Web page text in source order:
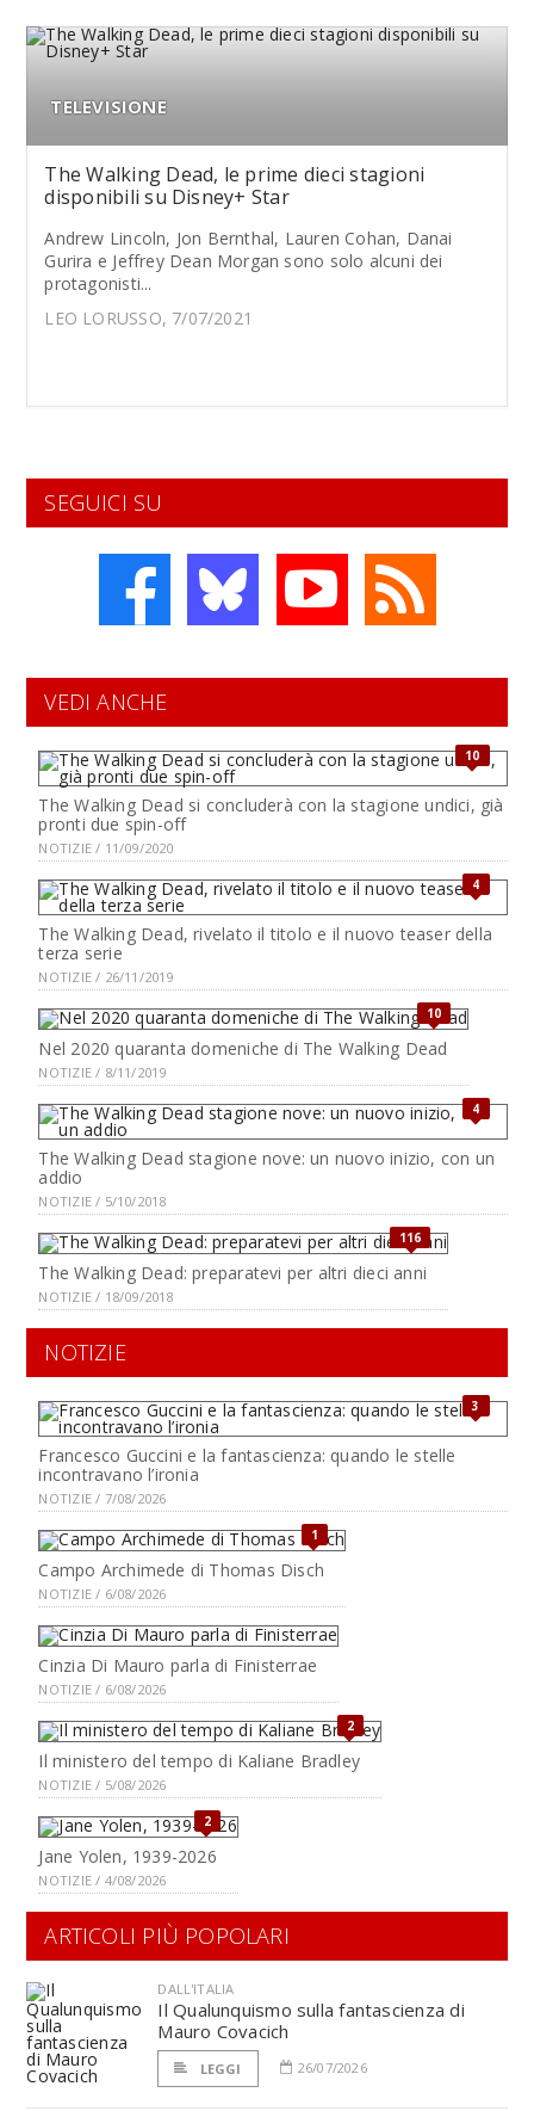
TELEVISIONE
The Walking Dead, le prime dieci stagioni
disponibili su Disney+ Star
Andrew Lincoln, Jon Bernthal, Lauren Cohan, Danai
Gurira e Jeffrey Dean Morgan sono solo alcuni dei
protagonisti...
LEO LORUSSO, 7/07/2021
SEGUICI SU
VEDI ANCHE
10
The Walking Dead si concluderà con la stagione undici, già
pronti due spin-off
NOTIZIE / 11/09/2020
4
The Walking Dead, rivelato il titolo e il nuovo teaser della
terza serie
NOTIZIE / 26/11/2019
10
Nel 2020 quaranta domeniche di The Walking Dead
NOTIZIE / 8/11/2019
4
The Walking Dead stagione nove: un nuovo inizio, con un
addio
NOTIZIE / 5/10/2018
116
The Walking Dead: preparatevi per altri dieci anni
NOTIZIE / 18/09/2018
NOTIZIE
3
Francesco Guccini e la fantascienza: quando le stelle
incontravano l’ironia
NOTIZIE / 7/08/2026
1
Campo Archimede di Thomas Disch
NOTIZIE / 6/08/2026
Cinzia Di Mauro parla di Finisterrae
NOTIZIE / 6/08/2026
2
Il ministero del tempo di Kaliane Bradley
NOTIZIE / 5/08/2026
2
Jane Yolen, 1939-2026
NOTIZIE / 4/08/2026
ARTICOLI PIÙ POPOLARI
DALL'ITALIA
Il Qualunquismo sulla fantascienza di
Mauro Covacich
LEGGI 26/07/2026